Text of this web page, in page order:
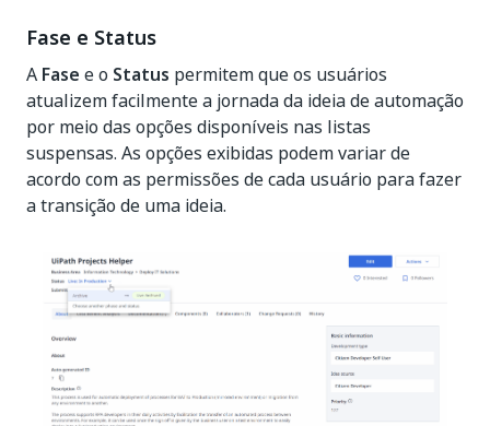
Fase e Status
A Fase e o Status permitem que os usuários
atualizem facilmente a jornada da ideia de automação
por meio das opções disponíveis nas listas
suspensas. As opções exibidas podem variar de
acordo com as permissões de cada usuário para fazer
a transição de uma ideia.